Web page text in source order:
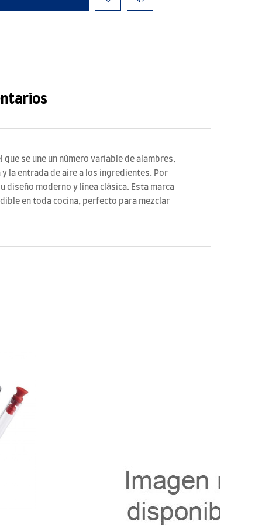
se une un número variable de alambres,
la entrada de aire a los ingredientes. Por
diseño moderno y línea clásica. Esta marca
en toda cocina, perfecto para mezclar